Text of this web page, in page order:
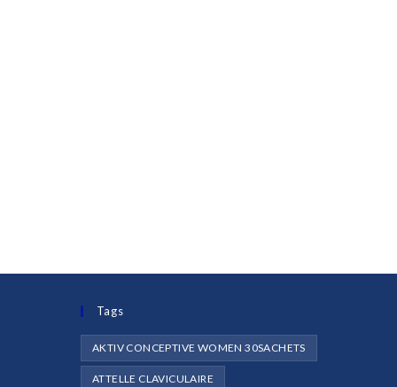
Tags
AKTIV CONCEPTIVE WOMEN 30SACHETS
ATTELLE CLAVICULAIRE